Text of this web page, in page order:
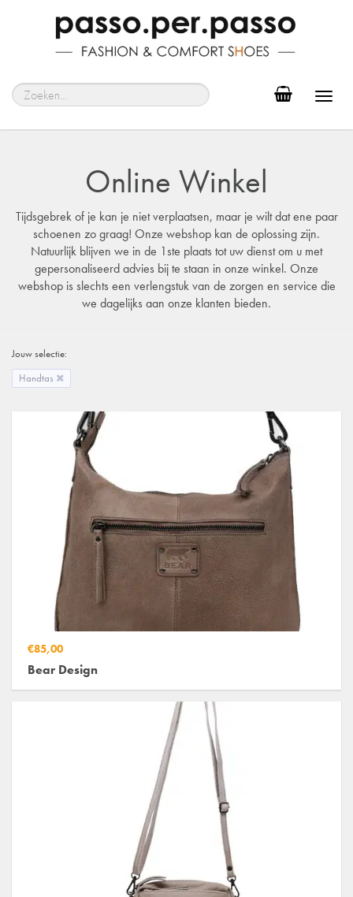
Online Winkel
Tijdsgebrek of je kan je niet verplaatsen, maar je wilt dat ene paar
schoenen zo graag! Onze webshop kan de oplossing zijn.
Natuurlijk blijven we in de 1ste plaats tot uw dienst om u met
gepersonaliseerd advies bij te staan in onze winkel. Onze
webshop is slechts een verlengstuk van de zorgen en service die
we dagelijks aan onze klanten bieden.
Jouw selectie:
Handtas
€85,00
Bear Design